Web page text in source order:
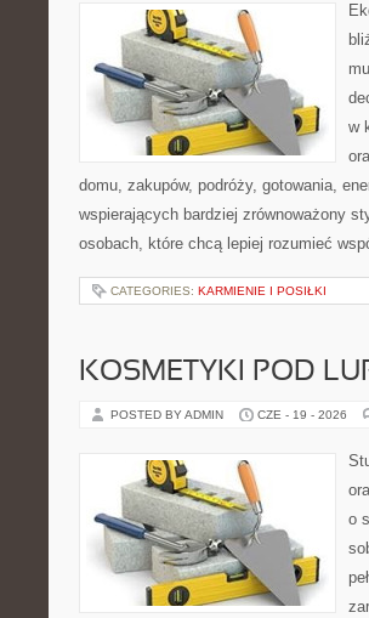
w
domu, zakupów, podróży, gotowania,
wspierających bardziej zrównoważony
osobach, które chcą lepiej rozumieć
CATEGORIES: KARMIENIE I POSIŁKI
KOSMETYKI POD
POSTED BY ADMIN CZE - 19 - 2026
o